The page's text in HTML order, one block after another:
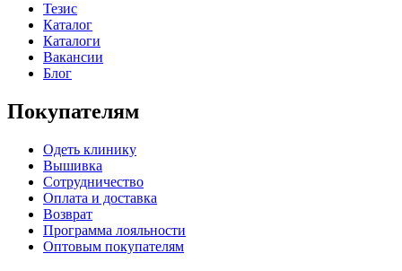
Тезис
Каталог
Каталоги
Вакансии
Блог
Покупателям
Одеть клинику
Вышивка
Сотрудничество
Оплата и доставка
Возврат
Программа лояльности
Оптовым покупателям